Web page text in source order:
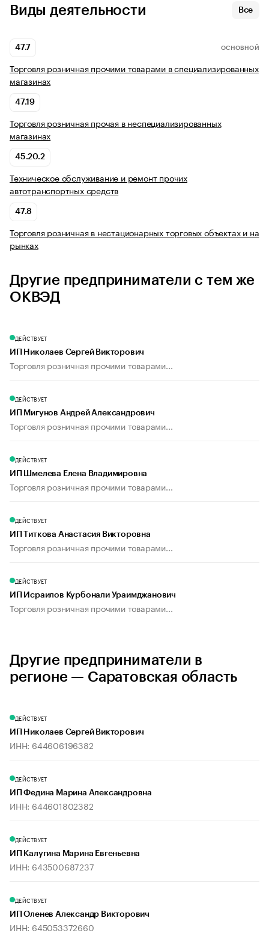
Виды деятельности Все
47.7 ОСНОВНОЙ
Торговля розничная прочими товарами в специализированных
магазинах
47.19
Торговля розничная прочая в неспециализированных
магазинах
45.20.2
Техническое обслуживание и ремонт прочих
автотранспортных средств
47.8
Торговля розничная в нестационарных торговых объектах и на
рынках
Другие предприниматели с тем же
ОКВЭД
ДЕЙСТВУЕТ
ИП Николаев Сергей Викторович
Торговля розничная прочими товарами...
ДЕЙСТВУЕТ
ИП Мигунов Андрей Александрович
Торговля розничная прочими товарами...
ДЕЙСТВУЕТ
ИП Шмелева Елена Владимировна
Торговля розничная прочими товарами...
ДЕЙСТВУЕТ
ИП Титкова Анастасия Викторовна
Торговля розничная прочими товарами...
ДЕЙСТВУЕТ
ИП Исраилов Курбонали Ураимджанович
Торговля розничная прочими товарами...
Другие предприниматели в
регионе — Саратовская область
ДЕЙСТВУЕТ
ИП Николаев Сергей Викторович
ИНН: 644606196382
ДЕЙСТВУЕТ
ИП Федина Марина Александровна
ИНН: 644601802382
ДЕЙСТВУЕТ
ИП Калугина Марина Евгеньевна
ИНН: 643500687237
ДЕЙСТВУЕТ
ИП Оленев Александр Викторович
ИНН: 645053372660